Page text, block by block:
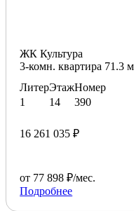
ЖК Культура
3-комн. квартира 71.3
Литер
1
Этаж
14
Номер
390
16 261 035 ₽
от 77 898 ₽/мес.
Подробнее